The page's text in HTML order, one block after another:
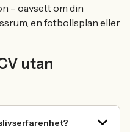
– oavsett om din
en fotbollsplan eller
utan